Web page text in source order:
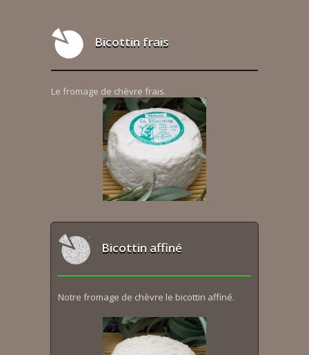
Bicottin frais
Le fromage de chèvre frais.
Bicottin affiné
Notre fromage de chèvre le bicottin affiné.